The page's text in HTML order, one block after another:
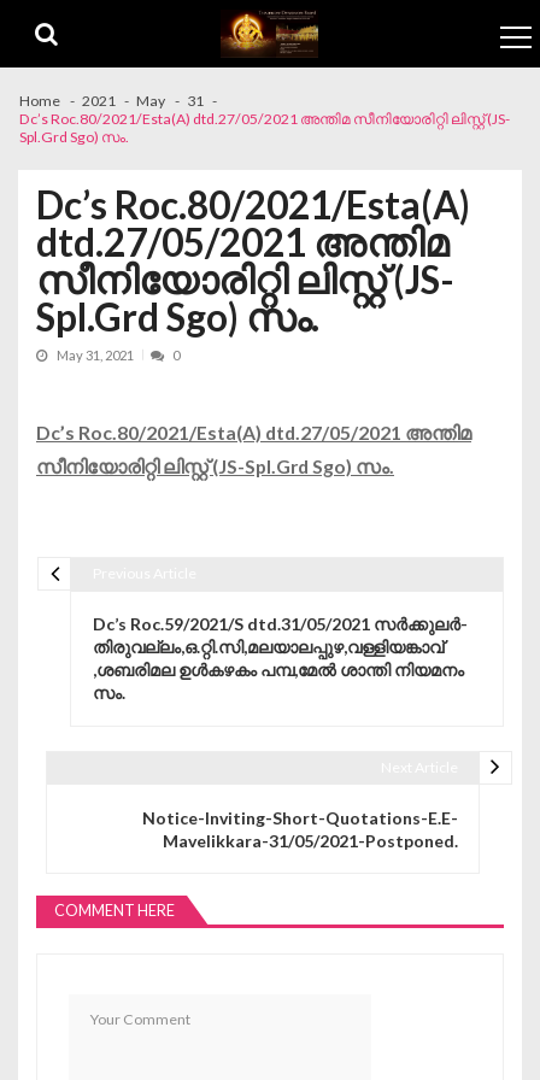
Home 2021 May
31
Dc’s Roc.80/2021/Esta(A) dtd.27/05/2021 അന്തിമ സീനിയോരിറ്റി ലിസ്റ്റ് (JS-
Spl.Grd Sgo) സം.
Dc’s Roc.80/2021/Esta(A)
dtd.27/05/2021 അന്തിമ
സീനിയോരിറ്റി ലിസ്റ്റ് (JS-
Spl.Grd Sgo) സം.
May 31, 2021 0
Dc’s Roc.80/2021/Esta(A) dtd.27/05/2021 അന്തിമ
സീനിയോരിറ്റി ലിസ്റ്റ് (JS-Spl.Grd Sgo) സം.
Dc’s Roc.59/2021/S dtd.31/05/2021 സർക്കുലർ-
തിരുവല്ലം,ഒ.റ്റി.സി,മലയാലപ്പുഴ,വള്ളിയങ്കാവ്
,ശബരിമല ഉൾകഴകം പമ്പ,മേൽ ശാന്തി നിയമനം
സം.
Notice-Inviting-Short-Quotations-E.E-
Mavelikkara-31/05/2021-Postponed.
COMMENT HERE